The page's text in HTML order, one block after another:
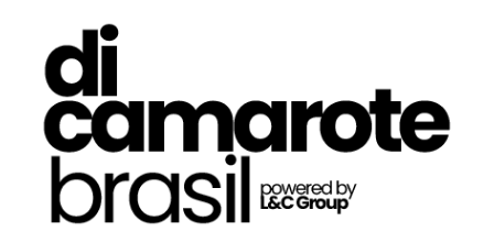
conteúdo